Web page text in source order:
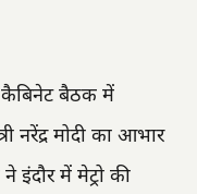
कैबिनेट बैठक में
नरेंद्र मोदी का आभार
इंदौर में मेट्रो की